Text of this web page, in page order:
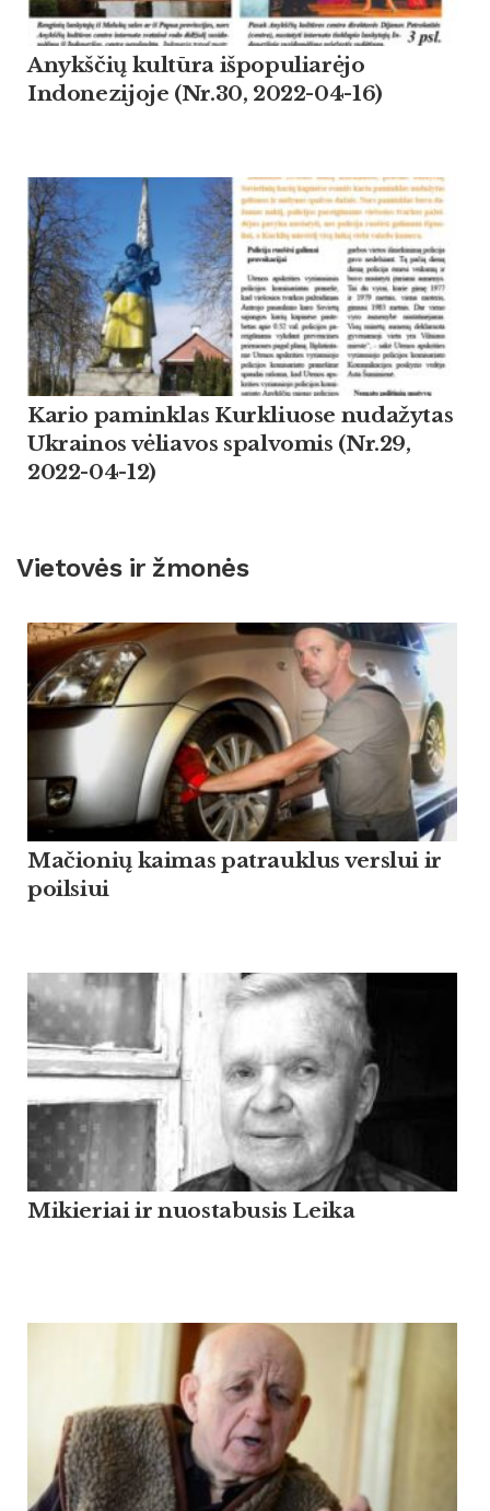
Anykščių kultūra išpopuliarėjo
Indonezijoje (Nr.30, 2022-04-16)
Kario paminklas Kurkliuose nudažytas
Ukrainos vėliavos spalvomis (Nr.29,
2022-04-12)
Vietovės ir žmonės
Mačionių kaimas patrauklus verslui ir
poilsiui
Mikieriai ir nuostabusis Leika